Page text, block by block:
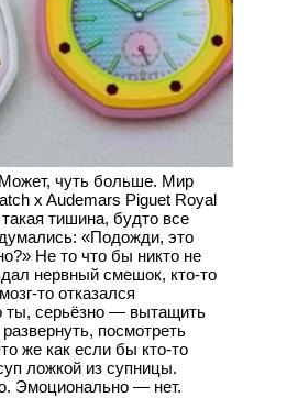
чуть больше. Мир
x Audemars Piguet Royal
тишина, будто все
«Подожди, это
Не то что бы никто не
нервный смешок, кто-то
то отказался
ты, серьёзно — вытащить
посмотреть
же как если бы кто-то
ложкой из супницы.
Эмоционально — нет.